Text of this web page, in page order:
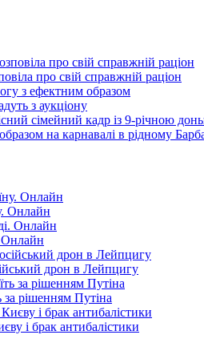
про свій справжній раціон
з ефектним образом
з аукціону
сімейний кадр із 9-річною
на карнавалі в рідному
Онлайн
Онлайн
дрон в Лейпцигу
за рішенням Путіна
і брак антибалістики